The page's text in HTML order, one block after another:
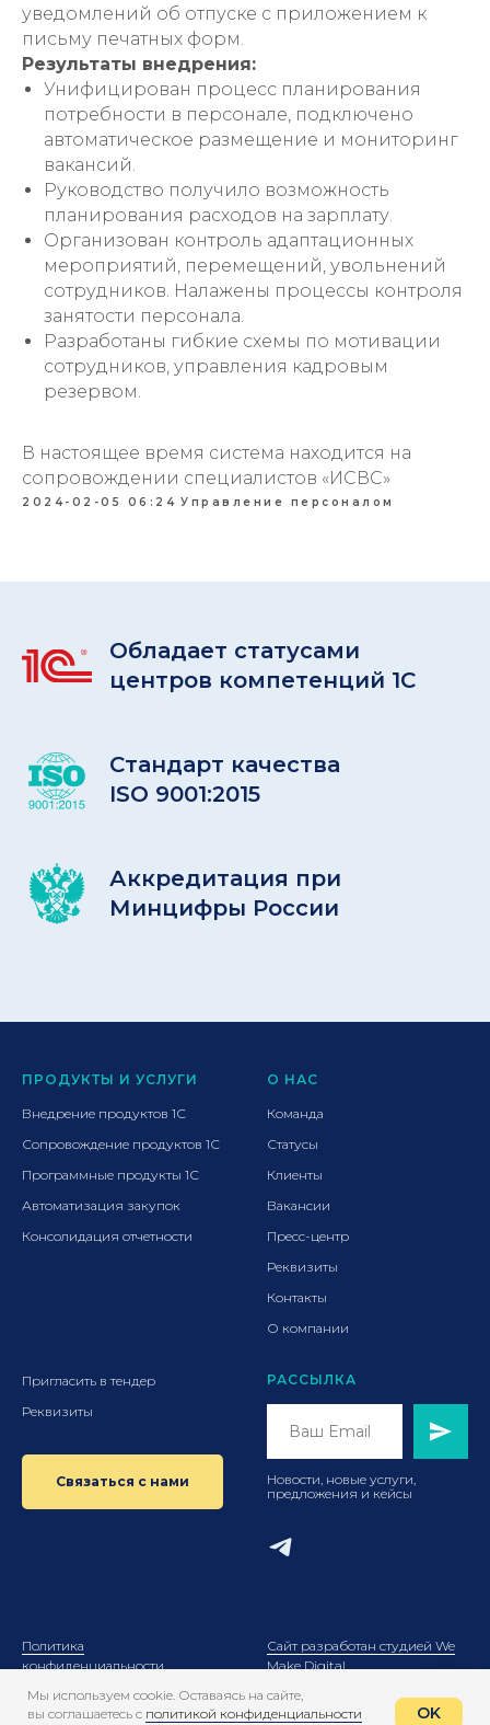
уведомлений об отпуске с приложением к
письму печатных форм.
Результаты внедрения:
Унифицирован процесс планирования
потребности в персонале, подключено
автоматическое размещение и мониторинг
вакансий.
Руководство получило возможность
планирования расходов на зарплату.
Организован контроль адаптационных
мероприятий, перемещений, увольнений
сотрудников. Налажены процессы контроля
занятости персонала.
Разработаны гибкие схемы по мотивации
сотрудников, управления кадровым
резервом.
В настоящее время система находится на
сопровождении специалистов «ИСВС»
2024-02-05 06:24 Управление персоналом
Обладает статусами
центров компетенций 1С
Стандарт качества
ISO 9001:2015
Аккредитация при
Минцифры России
ПРОДУКТЫ И УСЛУГИ
Внедрение продуктов 1С
Сопровождение продуктов 1С
Программные продукты 1С
Автоматизация закупок
Консолидация отчетности
О НАС
Команда
Статусы
Клиенты
Вакансии
Пресс-центр
Реквизиты
Контакты
О компании
Пригласить в тендер
Реквизиты
Связаться с нами
РАССЫЛКА
Новости, новые услуги,
предложения и кейсы
Политика
конфиденциальности
Сайт разработан студией We
Make Digital
Мы используем cookie. Оставаясь на сайте,
вы соглашаетесь с политикой конфиденциальности
OK